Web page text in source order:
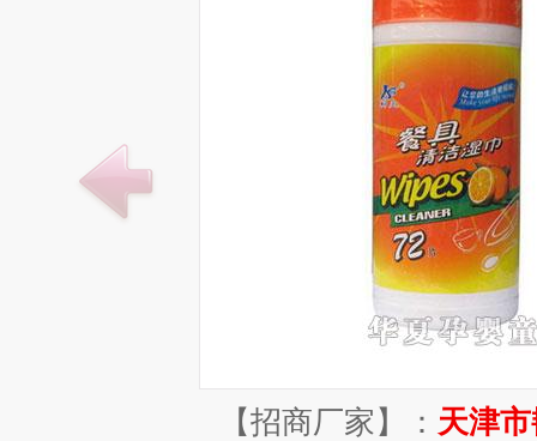
【招商厂家】： 天津